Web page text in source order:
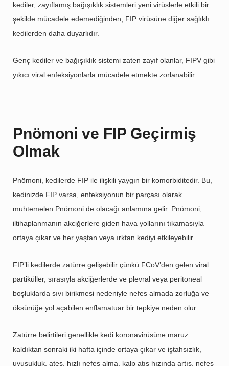
kediler, zayıflamış bağışıklık sistemleri yeni virüslerle etkili bir
şekilde mücadele edemediğinden, FIP virüsüne diğer sağlıklı
kedilerden daha duyarlıdır.
Genç kediler ve bağışıklık sistemi zaten zayıf olanlar, FIPV gibi
yıkıcı viral enfeksiyonlarla mücadele etmekte zorlanabilir.
Pnömoni ve FIP Geçirmiş
Olmak
Pnömoni, kedilerde FIP ile ilişkili yaygın bir komorbiditedir. Bu,
kedinizde FIP varsa, enfeksiyonun bir parçası olarak
muhtemelen Pnömoni de olacağı anlamına gelir. Pnömoni,
iltihaplanmanın akciğerlere giden hava yollarını tıkamasıyla
ortaya çıkar ve her yaştan veya ırktan kediyi etkileyebilir.
FIP’li kedilerde zatürre gelişebilir çünkü FCoV’den gelen viral
partiküller, sırasıyla akciğerlerde ve plevral veya peritoneal
boşluklarda sıvı birikmesi nedeniyle nefes almada zorluğa ve
öksürüğe yol açabilen enflamatuar bir tepkiye neden olur.
Zatürre belirtileri genellikle kedi koronavirüsüne maruz
kaldıktan sonraki iki hafta içinde ortaya çıkar ve iştahsızlık,
uyuşukluk, ateş, hızlı nefes alma, kalp atış hızında artış, nefes